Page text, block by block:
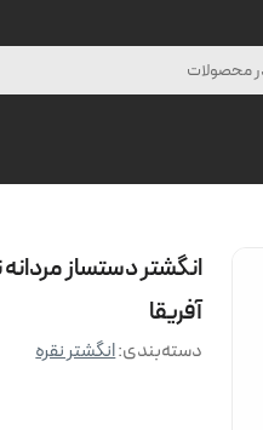
محصولات
آفریقا
دسته‌بندی:انگشتر نقره